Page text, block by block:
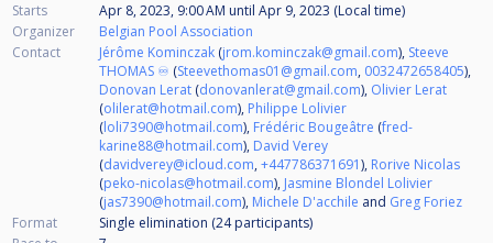
Starts Apr 8, 2023, 9:00 AM until Apr 9, 2023 (Local time)
Organizer
Belgian Pool Association
Contact
Jérôme Kominczak (jrom.kominczak@gmail.com), Steeve
THOMAS ♾️ (Steevethomas01@gmail.com, 0032472658405),
Donovan Lerat (donovanlerat@gmail.com), Olivier Lerat
(olilerat@hotmail.com), Philippe Lolivier
(loli7390@hotmail.com), Frédéric Bougeâtre (fred-
karine88@hotmail.com), David Verey
(davidverey@icloud.com,+447786371691), Rorive Nicolas
(peko-nicolas@hotmail.com), Jasmine Blondel Lolivier
(jas7390@hotmail.com), Michele D'acchile and Greg Foriez
Format
Single elimination (24participants)